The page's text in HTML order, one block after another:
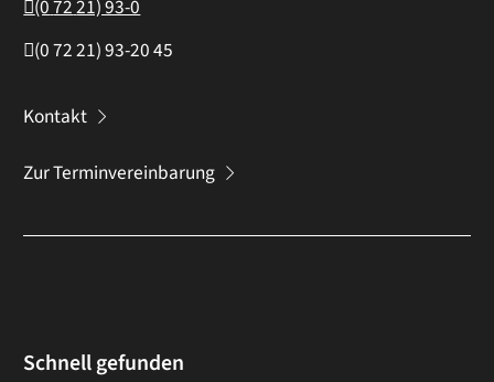
(07221) 93-0
(07221) 93-2045
Kontakt
Zur Terminvereinbarung
Schnell gefunden